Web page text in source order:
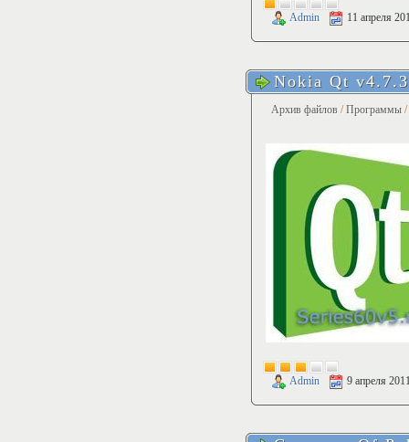
Admin 11 апреля
Nokia Qt v4.7.3
Архив файлов /Программы /
Admin 9 апреля